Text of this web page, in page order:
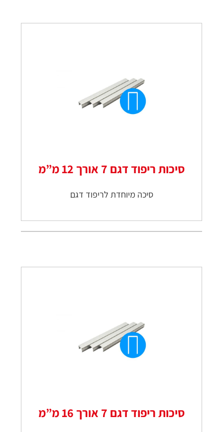
סיכות ריפוד דגם 7 אורך 12 מ”מ
סיכה מיוחדת לריפוד דגם
סיכות ריפוד דגם 7 אורך 16 מ”מ